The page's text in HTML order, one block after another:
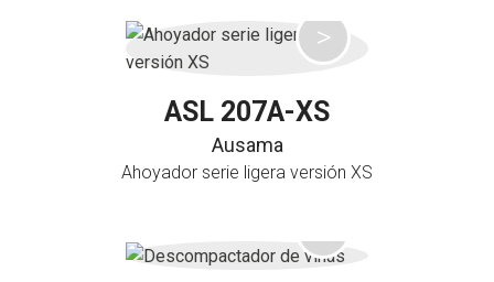
ASL 207A-XS
Ausama
Ahoyador serie ligera versión XS